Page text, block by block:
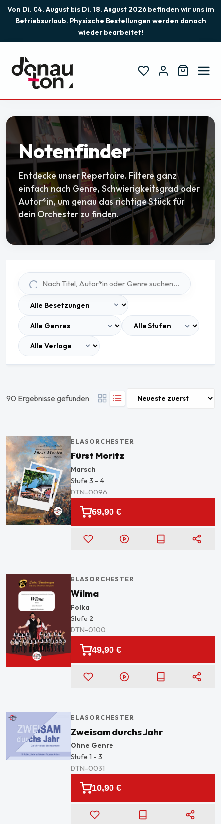
Von Di. 04. August bis Di. 18. August 2026 befinden wir uns im
Betriebsurlaub. Physische Bestellungen werden danach
wieder bearbeitet!
Notenfinder
Entdecke unser Repertoire. Filtere ganz
einfach nach Genre, Schwierigkeitsgrad oder
Autor*in, um genau das richtige Stück für
dein Orchester zu finden.
90 Ergebnisse gefunden
BLASORCHESTER
Fürst Moritz
Marsch
Stufe 3 - 4
DTN-0096
69,90 €
BLASORCHESTER
Wilma
Polka
Stufe 2
DTN-0100
49,90 €
BLASORCHESTER
Zweisam durchs Jahr
Ohne Genre
Stufe 1 - 3
DTN-0031
10,90 €